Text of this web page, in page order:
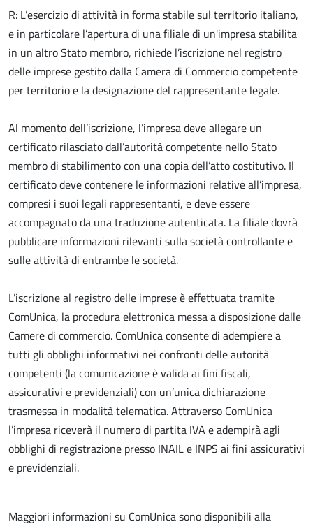
R: L’esercizio di attività in forma stabile sul territorio italiano,
e in particolare l’apertura di una filiale di un'impresa stabilita
in un altro Stato membro, richiede l’iscrizione nel registro
delle imprese gestito dalla Camera di Commercio competente
per territorio e la designazione del rappresentante legale.
Al momento dell’iscrizione, l’impresa deve allegare un
certificato rilasciato dall’autorità competente nello Stato
membro di stabilimento con una copia dell’atto costitutivo. Il
certificato deve contenere le informazioni relative all’impresa,
compresi i suoi legali rappresentanti, e deve essere
accompagnato da una traduzione autenticata. La filiale dovrà
pubblicare informazioni rilevanti sulla società controllante e
sulle attività di entrambe le società.
L’iscrizione al registro delle imprese è effettuata tramite
ComUnica, la procedura elettronica messa a disposizione dalle
Camere di commercio. ComUnica consente di adempiere a
tutti gli obblighi informativi nei confronti delle autorità
competenti (la comunicazione è valida ai fini fiscali,
assicurativi e previdenziali) con un’unica dichiarazione
trasmessa in modalità telematica. Attraverso ComUnica
l’impresa riceverà il numero di partita IVA e adempirà agli
obblighi di registrazione presso INAIL e INPS ai fini assicurativi
e previdenziali.
Maggiori informazioni su ComUnica sono disponibili alla